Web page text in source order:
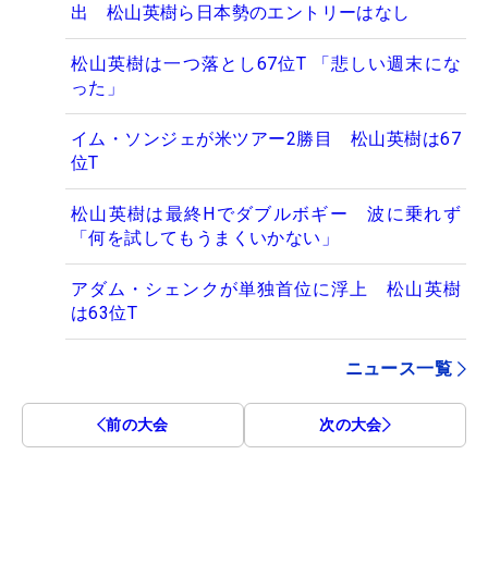
出 松山英樹ら日本勢のエントリーはなし
松山英樹は一つ落とし67位T 「悲しい週末にな
った」
イム・ソンジェが米ツアー2勝目 松山英樹は67
位T
松山英樹は最終Hでダブルボギー 波に乗れず
「何を試してもうまくいかない」
アダム・シェンクが単独首位に浮上 松山英樹
は63位T
ニュース一覧
前の大会 次の大会